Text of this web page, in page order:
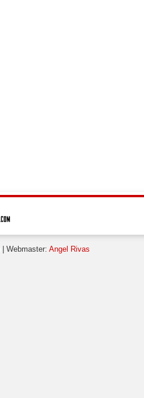
| Webmaster: Angel Rivas